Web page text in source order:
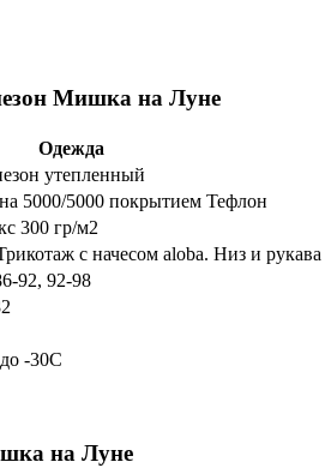
Мишка на Луне
Одежда
утепленный
5000/5000 покрытием Тефлон
300 гр/м2
с начесом aloba. Низ и
92, 92-98
-30С
на Луне